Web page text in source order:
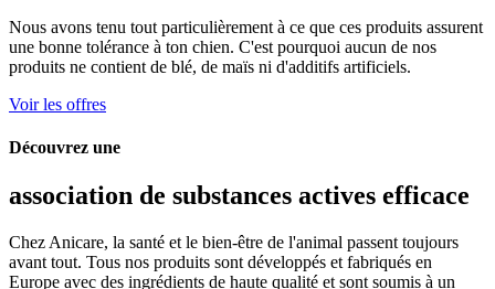
Nous avons tenu tout particulièrement à ce que ces produits assurent
une bonne tolérance à ton chien. C'est pourquoi aucun de nos
produits ne contient de blé, de maïs ni d'additifs artificiels.
Voir les offres
Découvrez une
association de substances actives efficace
Chez Anicare, la santé et le bien-être de l'animal passent toujours
avant tout. Tous nos produits sont développés et fabriqués en
Europe avec des ingrédients de haute qualité et sont soumis à un